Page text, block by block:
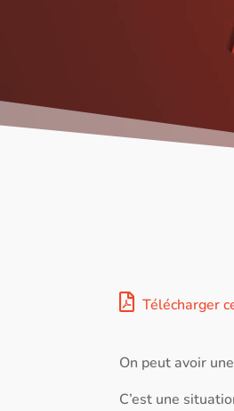
Télécharger
On peut avoir
C’est une